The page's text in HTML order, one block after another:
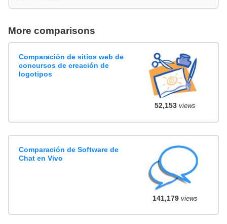
More comparisons
Comparación de sitios web de
concursos de creación de
logotipos
52,153views
Comparación de Software de
Chat en Vivo
141,179views